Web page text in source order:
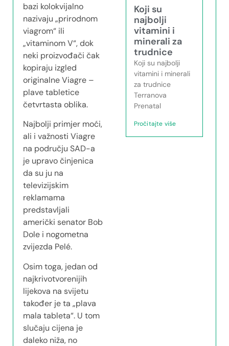
bazi kolokvijalno
nazivaju „prirodnom
viagrom“ ili
„vitaminom V“, dok
neki proizvođači čak
kopiraju izgled
originalne Viagre –
plave tabletice
četvrtasta oblika.
Najbolji primjer moći,
ali i važnosti Viagre
na području SAD-a
je upravo činjenica
da su ju na
televizijskim
reklamama
predstavljali
američki senator Bob
Dole i nogometna
zvijezda Pelé.
Osim toga, jedan od
najkrivotvorenijih
lijekova na svijetu
također je ta „plava
mala tableta“. U tom
slučaju cijena je
daleko niža, no
Koji su
najbolji
vitamini i
minerali za
trudnice
Koji su najbolji
vitamini i minerali
za trudnice
Terranova
Prenatal
Pročitajte više